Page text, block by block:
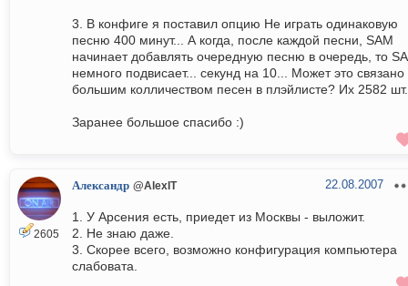
3. В конфиге я поставил опцию Не играть одинаковую
песню 400 минут... А когда, после каждой песни, SAM
начинает добавлять очередную песню в очередь, то
немного подвисает... секунд на 10... Может это связано
большим колличеством песен в плэйлисте? Их 2582 шт.
Заранее большое спасибо :)
2605
Александр @AlexIT 22.08.2007
1. У Арсения есть, приедет из Москвы - выложит.
2. Не знаю даже.
3. Скорее всего, возможно конфигурация компьютера
слабовата.